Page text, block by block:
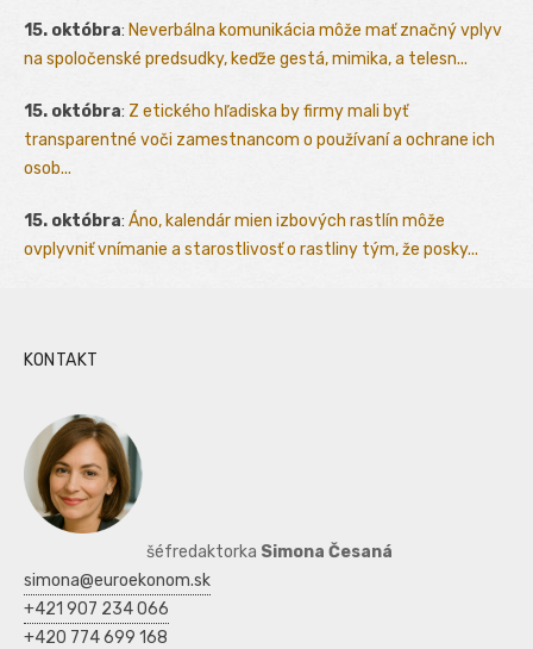
15. októbra: Neverbálna komunikácia môže mať značný vplyv
na spoločenské predsudky, keďže gestá, mimika, a telesn...
15. októbra: Z etického hľadiska by firmy mali byť
transparentné voči zamestnancom o používaní a ochrane ich
osob...
15. októbra: Áno, kalendár mien izbových rastlín môže
ovplyvniť vnímanie a starostlivosť o rastliny tým, že posky...
KONTAKT
šéfredaktorka Simona Česaná
simona@euroekonom.sk
+421 907 234 066
+420 774 699 168